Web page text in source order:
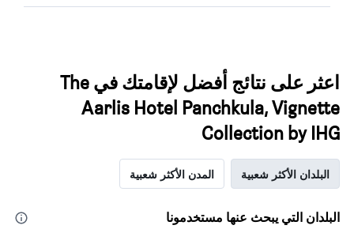
اعثر على نتائج أفضل لإقامتك في The
Aarlis Hotel Panchkula, Vignette
Collection by IHG
البلدان الأكثر شعبية المدن الأكثر شعبية
البلدان التي يبحث عنها مستخدمونا